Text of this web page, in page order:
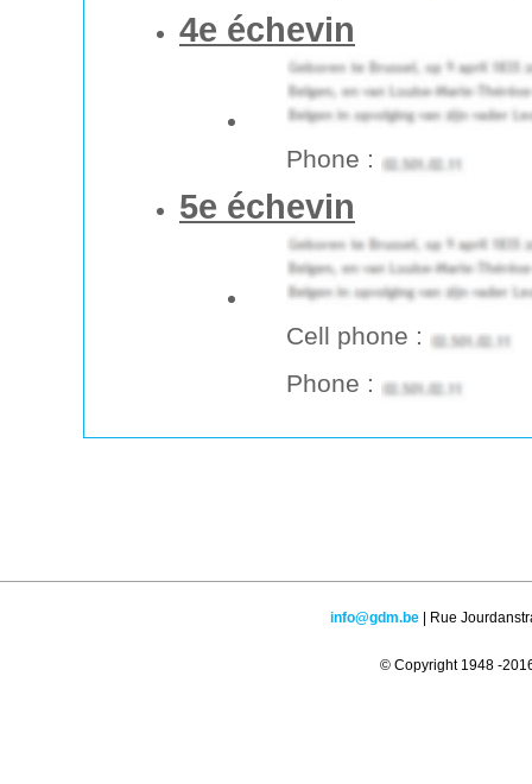
4e échevin
Phone :
5e échevin
Cell phone :
Phone :
info@gdm.be | Rue
© Copyright 1948 -